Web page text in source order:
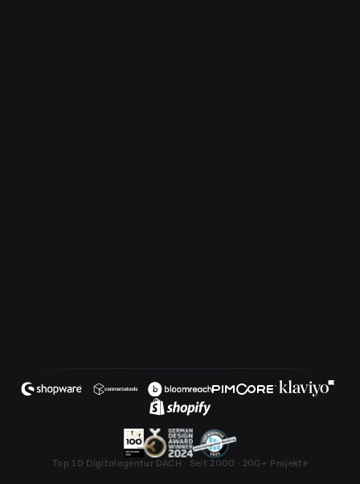
Top 10 Digitalagentur DACH · Seit 2000 · 200+ Projekte